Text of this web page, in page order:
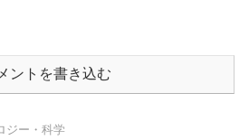
ントを書き込む
ジー・科学